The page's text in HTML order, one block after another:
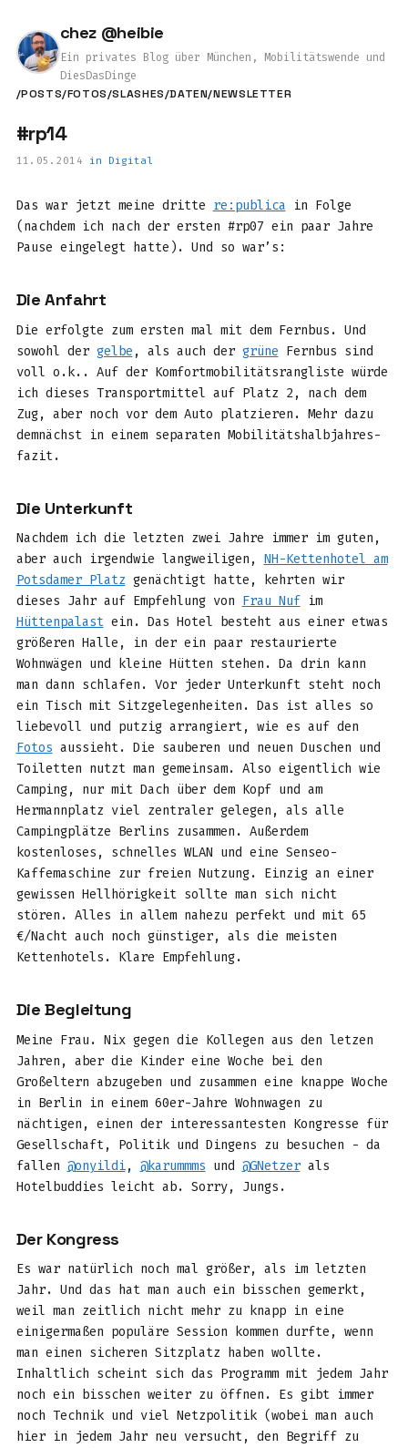
chez @heibie
Ein privates Blog über München, Mobilitätswende und
DiesDasDinge
/POSTS/FOTOS/SLASHES/DATEN/NEWSLETTER
#rp14
11.05.2014 in Digital
Das war jetzt meine dritte re:publica in Folge
(nachdem ich nach der ersten #rp07 ein paar Jahre
Pause eingelegt hatte). Und so war’s:
Die Anfahrt
Die erfolgte zum ersten mal mit dem Fernbus. Und
sowohl der gelbe , als auch der grüne Fernbus sind
voll o.k.. Auf der Komfortmobilitätsrangliste würde
ich dieses Transportmittel auf Platz 2, nach dem
Zug, aber noch vor dem Auto platzieren. Mehr dazu
demnächst in einem separaten Mobilitätshalbjahres-
fazit.
Die Unterkunft
Nachdem ich die letzten zwei Jahre immer im guten,
aber auch irgendwie langweiligen, NH-Kettenhotel am
Potsdamer Platz genächtigt hatte, kehrten wir
dieses Jahr auf Empfehlung von Frau Nufim
Hüttenpalastein. Das Hotel besteht aus einer etwas
größeren Halle, in der ein paar restaurierte
Wohnwägen und kleine Hütten stehen. Da drin kann
man dann schlafen. Vor jeder Unterkunft steht noch
ein Tisch mit Sitzgelegenheiten. Das ist alles so
liebevoll und putzig arrangiert, wie es auf den
Fotos aussieht. Die sauberen und neuen Duschen und
Toiletten nutzt man gemeinsam. Also eigentlich wie
Camping, nur mit Dach über dem Kopf und am
Hermannplatz viel zentraler gelegen, als alle
Campingplätze Berlins zusammen. Außerdem
kostenloses, schnelles WLAN und eine Senseo-
Kaffemaschine zur freien Nutzung. Einzig an einer
gewissen Hellhörigkeit sollte man sich nicht
stören. Alles in allem nahezu perfekt und mit 65
€/Nacht auch noch günstiger, als die meisten
Kettenhotels. Klare Empfehlung.
Die Begleitung
Meine Frau. Nix gegen die Kollegen aus den letzen
Jahren, aber die Kinder eine Woche bei den
Großeltern abzugeben und zusammen eine knappe Woche
in Berlin in einem 60er-Jahre Wohnwagen zu
nächtigen, einen der interessantesten Kongresse für
Gesellschaft, Politik und Dingens zu besuchen - da
fallen @onyildi, @karummms und @GNetzerals
Hotelbuddies leicht ab. Sorry, Jungs.
Der Kongress
Es war natürlich noch mal größer, als im letzten
Jahr. Und das hat man auch ein bisschen gemerkt,
weil man zeitlich nicht mehr zu knapp in eine
einigermaßen populäre Session kommen durfte, wenn
man einen sicheren Sitzplatz haben wollte.
Inhaltlich scheint sich das Programm mit jedem Jahr
noch ein bisschen weiter zu öffnen. Es gibt immer
noch Technik und viel Netzpolitik (wobei man auch
hier in jedem Jahr neu versucht, den Begriff zu